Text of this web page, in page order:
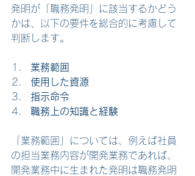
発明が「職務発明」に該当するかどう
かは、以下の要件を総合的に考慮して
判断します。
業務範囲
使用した資源
指示命令
職務上の知識と経験
「業務範囲」については、例えば社員
の担当業務内容が開発業務であれば、
開発業務中に生まれた発明は職務発明